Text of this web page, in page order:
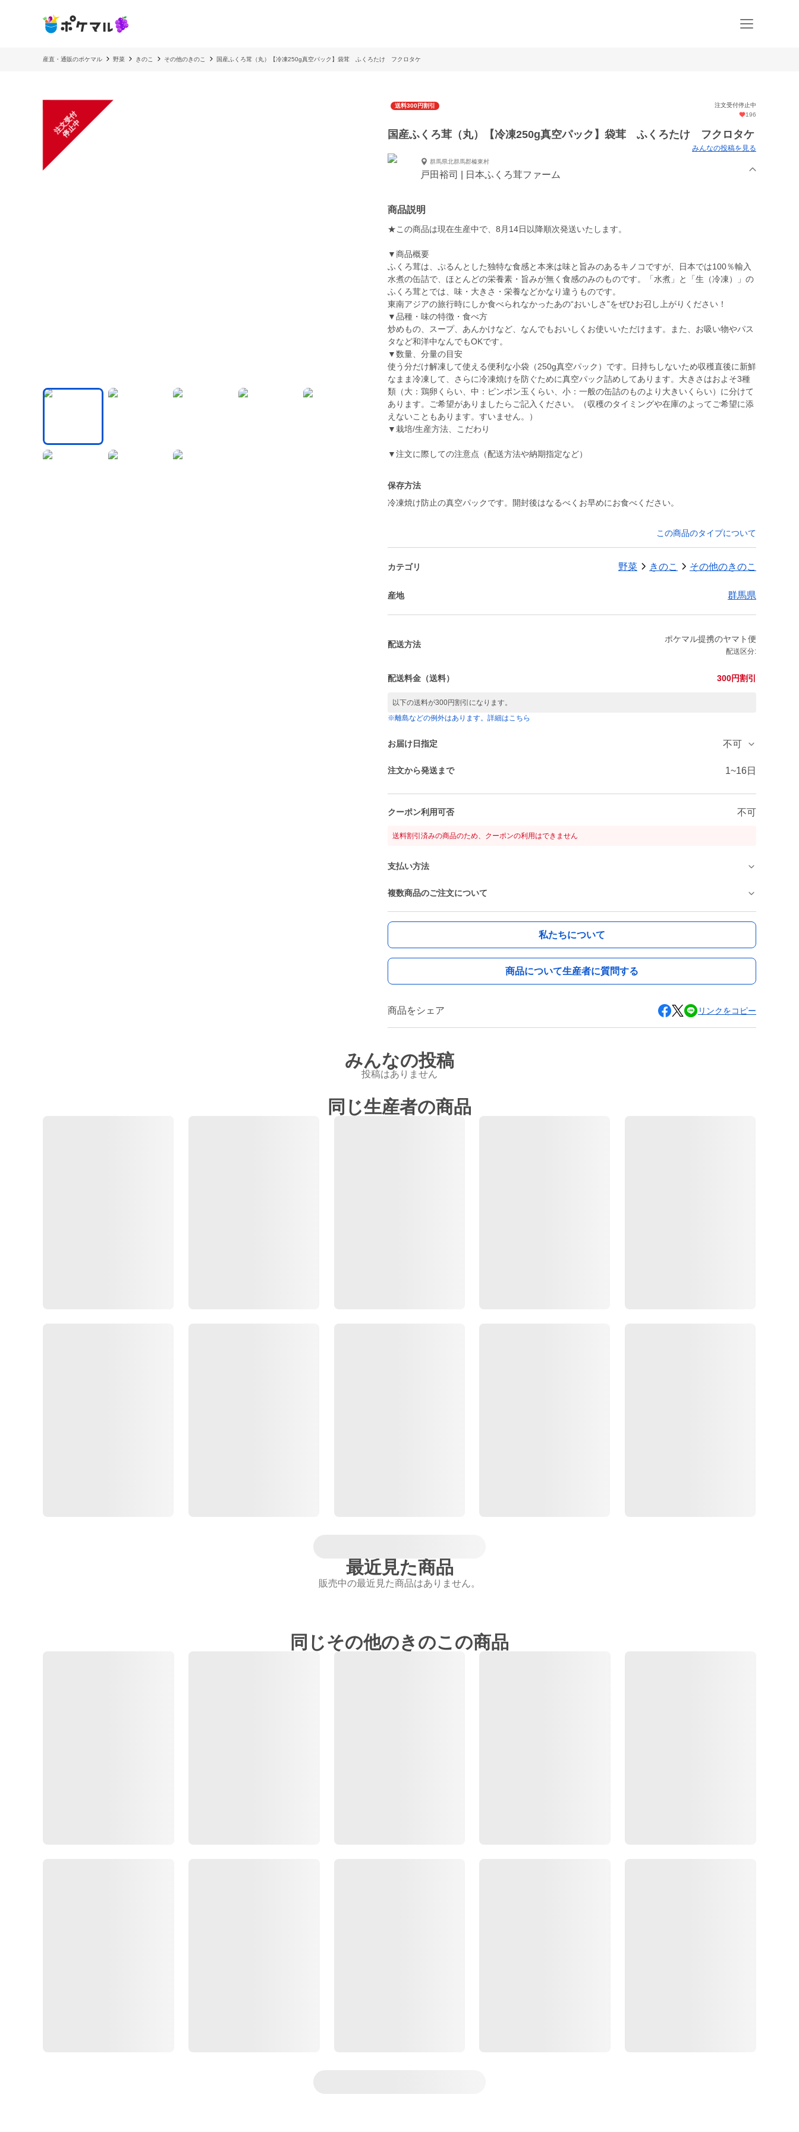
産直・通販のポケマル 野菜 きのこ その他のきのこ 国産ふくろ茸（丸）【冷凍250g真空パック】袋茸 ふくろたけ フクロタケ
注
文
受
付
停
止
中
送料300円割引
注文受付停止中
196
国産ふくろ茸（丸）【冷凍250g真空パック】袋茸 ふくろたけ フクロタケ
みんなの投稿を見る
群馬県北群馬郡榛東村
戸田裕司 | 日本ふくろ茸ファーム
商品説明
★この商品は現在生産中で、8月14日以降順次発送いたします。
▼商品概要
ふくろ茸は、ぷるんとした独特な食感と本来は味と旨みのあるキノコですが、日本では100％輸入
水煮の缶詰で、ほとんどの栄養素・旨みが無く食感のみのものです。「水煮」と「生（冷凍）」の
ふくろ茸とでは、味・大きさ・栄養などかなり違うものです。
東南アジアの旅行時にしか食べられなかったあの“おいしさ”をぜひお召し上がりください！
▼品種・味の特徴・食べ方
炒めもの、スープ、あんかけなど、なんでもおいしくお使いいただけます。また、お吸い物やパス
タなど和洋中なんでもOKです。
▼数量、分量の目安
使う分だけ解凍して使える便利な小袋（250g真空パック）です。日持ちしないため収穫直後に新鮮
なまま冷凍して、さらに冷凍焼けを防ぐために真空パック詰めしてあります。大きさはおよそ3種
類（大：鶏卵くらい、中：ピンポン玉くらい、小：一般の缶詰のものより大きいくらい）に分けて
あります。ご希望がありましたらご記入ください。（収穫のタイミングや在庫のよってご希望に添
えないこともあります。すいません。）
▼栽培/生産方法、こだわり
▼注文に際しての注意点（配送方法や納期指定など）
保存方法
冷凍焼け防止の真空パックです。開封後はなるべくお早めにお食べください。
この商品のタイプについて
カテゴリ 野菜 きのこ その他のきのこ
産地 群馬県
配送方法
ポケマル提携のヤマト便
配送区分:
配送料金（送料） 300円割引
以下の送料が300円割引になります。
※離島などの例外はあります。詳細はこちら
お届け日指定 不可
注文から発送まで 1~16日
クーポン利用可否 不可
送料割引済みの商品のため、クーポンの利用はできません
支払い方法
複数商品のご注文について
私たちについて
商品について生産者に質問する
商品をシェア リンクをコピー
みんなの投稿
投稿はありません
同じ生産者の商品
最近見た商品
販売中の最近見た商品はありません。
同じその他のきのこの商品